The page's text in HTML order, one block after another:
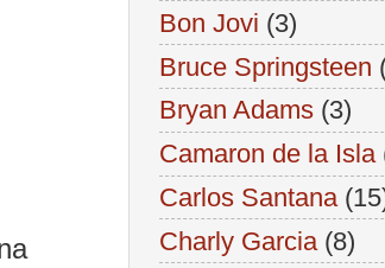
Bon Jovi (3)
Bruce Springsteen
Bryan Adams (3)
Camaron de la Isla
Carlos Santana
Charly Garcia (8)